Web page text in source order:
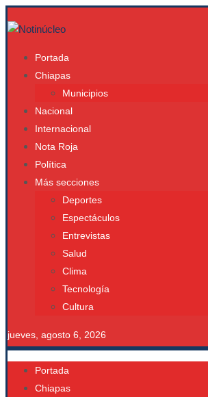
Portada
Chiapas
Municipios
Nacional
Internacional
Nota Roja
Política
Más secciones
Deportes
Espectáculos
Entrevistas
Salud
Clima
Tecnología
Cultura
jueves, agosto 6, 2026
Portada
Chiapas